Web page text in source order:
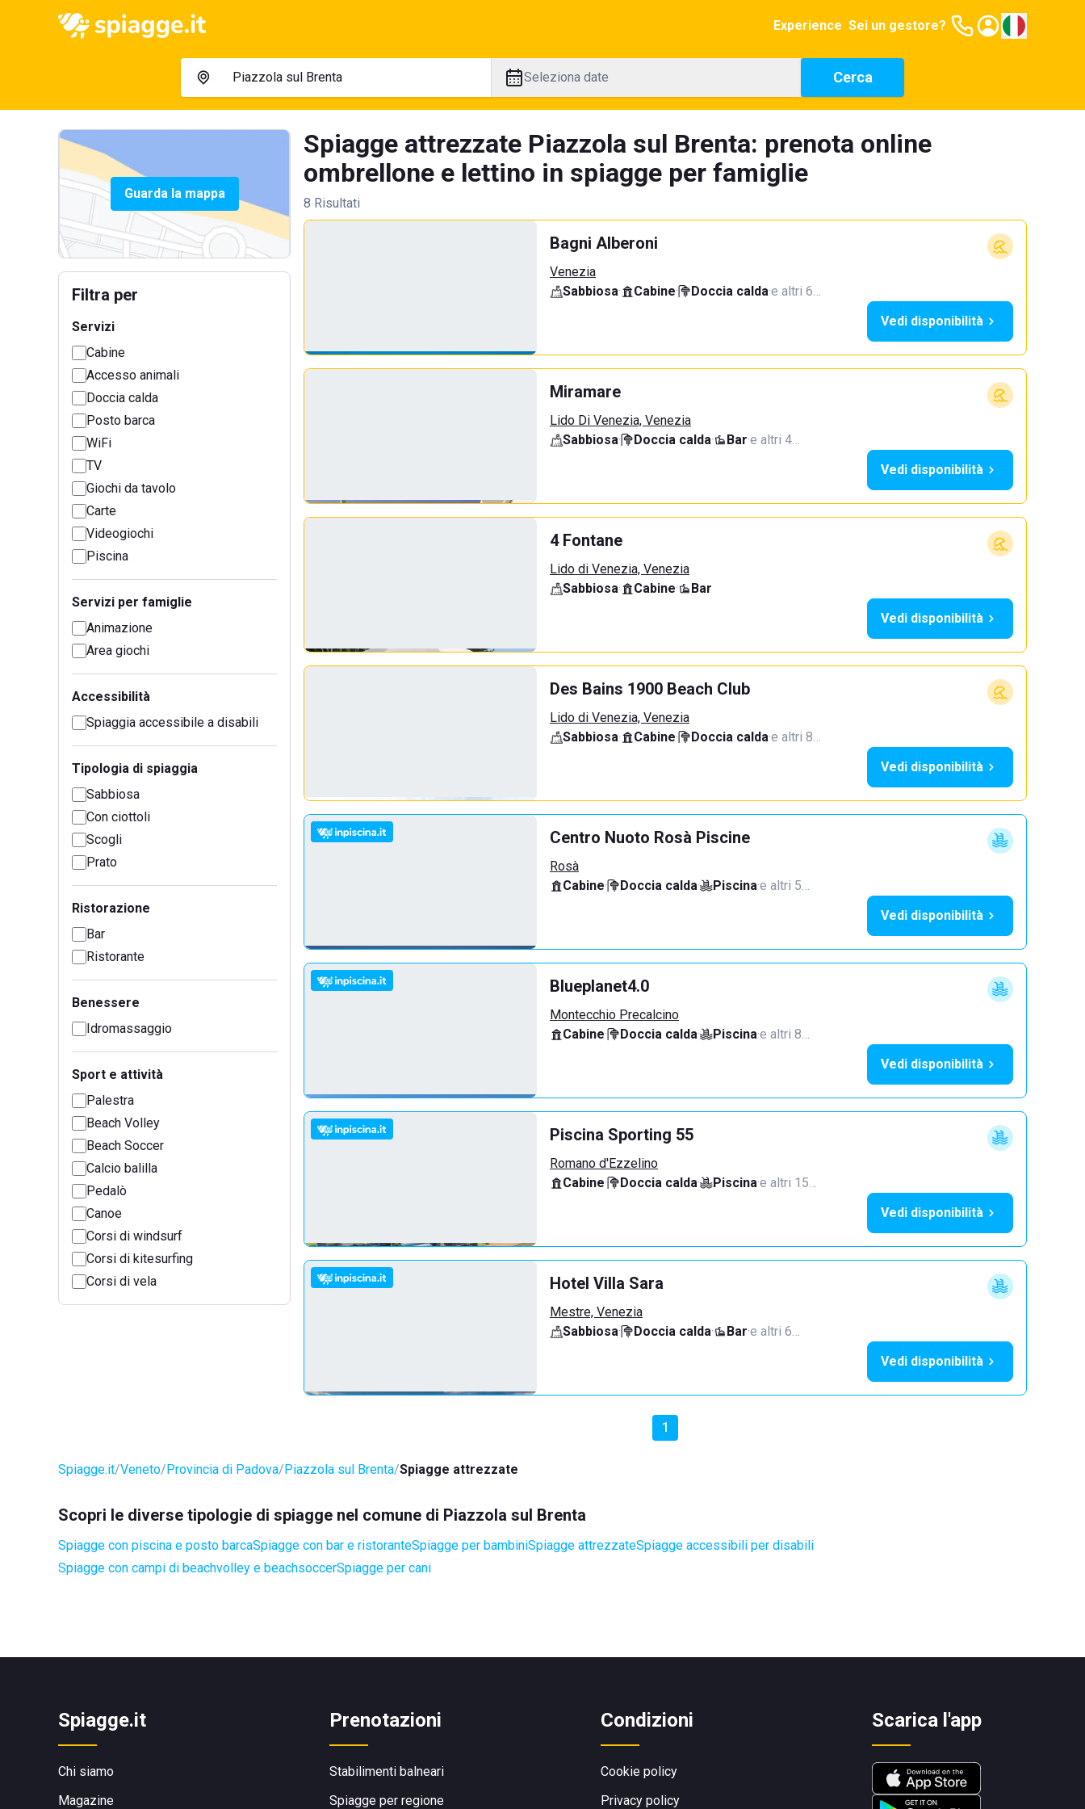
Experience Sei un gestore?
Seleziona date Cerca
Guarda la mappa
Filtra per
Servizi
Cabine
Accesso animali
Doccia calda
Posto barca
WiFi
TV
Giochi da tavolo
Carte
Videogiochi
Piscina
Servizi per famiglie
Animazione
Area giochi
Accessibilità
Spiaggia accessibile a disabili
Tipologia di spiaggia
Sabbiosa
Con ciottoli
Scogli
Prato
Ristorazione
Bar
Ristorante
Benessere
Idromassaggio
Sport e attività
Palestra
Beach Volley
Beach Soccer
Calcio balilla
Pedalò
Canoe
Corsi di windsurf
Corsi di kitesurfing
Corsi di vela
Spiagge attrezzate Piazzola sul Brenta: prenota online
ombrellone e lettino in spiagge per famiglie
8 Risultati
Bagni Alberoni
Venezia
Sabbiosa· Cabine· Doccia calda·e altri 6…
Vedi disponibilità
Miramare
Lido Di Venezia, Venezia
Sabbiosa· Doccia calda· Bar·e altri 4…
Vedi disponibilità
4 Fontane
Lido di Venezia, Venezia
Sabbiosa· Cabine·
Bar
Vedi disponibilità
Des Bains 1900 Beach Club
Lido di Venezia, Venezia
Sabbiosa· Cabine· Doccia calda·e altri 8…
Vedi disponibilità
Centro Nuoto Rosà Piscine
Rosà
Cabine· Doccia calda· Piscina·e altri 5…
Vedi disponibilità
Blueplanet4.0
Montecchio Precalcino
Cabine· Doccia calda· Piscina·e altri 8…
Vedi disponibilità
Piscina Sporting 55
Romano d'Ezzelino
Cabine· Doccia calda· Piscina·e altri 15…
Vedi disponibilità
Hotel Villa Sara
Mestre, Venezia
Sabbiosa· Doccia calda· Bar·e altri 6…
Vedi disponibilità
1
Spiagge.it Veneto Provincia di Padova Piazzola sul Brenta Spiagge attrezzate
Scopri le diverse tipologie di spiagge nel comune di Piazzola sul Brenta
Spiagge con piscina e posto barcaSpiagge con bar e ristoranteSpiagge per bambiniSpiagge attrezzateSpiagge accessibili per disabili
Spiagge con campi di beachvolley e beachsoccerSpiagge per cani
Spiagge.it
Chi siamo
Magazine
Prenotazioni
Stabilimenti balneari
Spiagge per regione
Condizioni
Cookie policy
Privacy policy
Scarica l'app